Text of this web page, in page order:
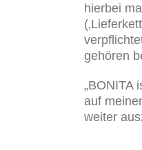
hierbei
gehören
„BONITA
auf
weiter